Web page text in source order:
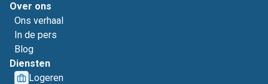
Over ons
Ons verhaal
In de pers
Blog
Diensten
Logeren